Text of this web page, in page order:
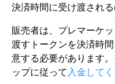
決済時間に受け渡され
販売者は、プレマーケ
渡すトークンを決済時
意する必要があります
ップに従って 入金して